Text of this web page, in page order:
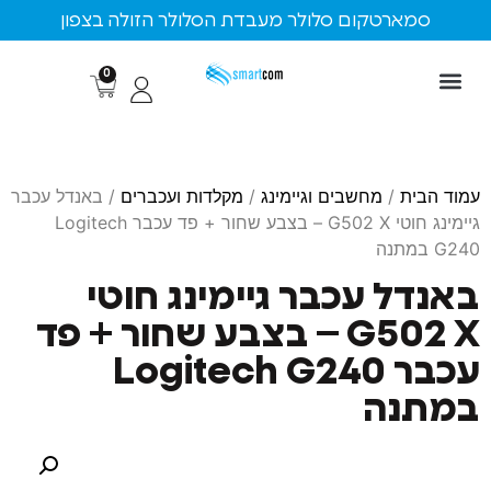
סלולר מעבדת הסלולר הזולה בצפון
/מחשבים וגיימינג/מקלדות ועכברים/ באנדל עכבר
גיימינג חוטי G502 X – בצבע שחור + פד עכבר Logitech
עכבר גיימינג חוטי
G502 X – בצבע שחור + פד
עכבר Logitech G240